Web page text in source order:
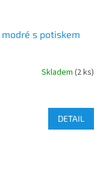
s potiskem
Skladem(2 ks)
DETAIL